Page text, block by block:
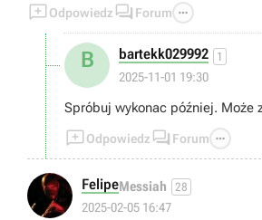
Odpowiedz  Forum 
B bartekk029992 1
2025-11-01 19:30
Spróbuj wykonac później. Może
Odpowiedz  Forum 
FelipeMessiah 28
2025-02-05 16:47